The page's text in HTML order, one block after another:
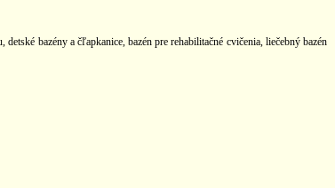
bazény a čľapkanice, bazén pre rehabilitačné cvičenia, liečebný bazén